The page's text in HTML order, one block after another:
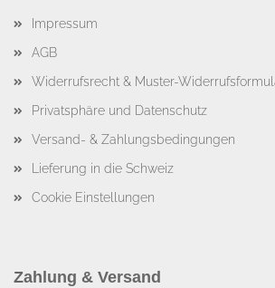
Impressum
AGB
Widerrufsrecht & Muster-
Privatsphäre und Datenschutz
Versand- & Zahlungsbedingungen
Lieferung in die Schweiz
Cookie Einstellungen
Zahlung & Versand